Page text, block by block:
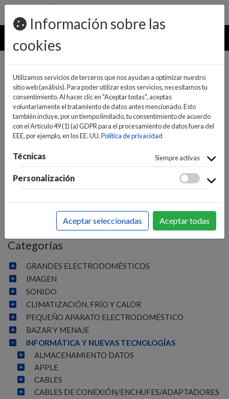
pedidos@ideaelectrodomesticos.com
924 047 836
MENU
INICIO>INFORMÁTICA Y NUEVAS TECNOLOGÍAS>
FOTO / VIDEO
> CÁMARAS > CAMARAS DIGITALES
Categorías
GRANDES ELECTRODOMÉSTICOS
IMAGEN
SONIDO
CLIMATIZACIÓN, FRÍO Y CALOR
PEQUEÑO APARATO ELECTRODOMÉSTICO
BAZAR Y MENAJE
INFORMÁTICA Y NUEVAS TECNOLOGÍAS
ALMACENAMIENTO DATOS
APPLE
CABLES
CABLES DE CONEXIÓN/ENCHUFES/ADAPTADORES
Información sobre las
cookies
Utilizamos servicios de terceros que nos ayudan a optimizar nuestro
sitio web (análisis). Para poder utilizar estos servicios, necesitamos tu
consentimiento. Al hacer clic en "Aceptar todas", aceptas
voluntariamente el tratamiento de datos antes mencionado. Esto
también incluye, por un tiempo limitado, tu consentimiento de acuerdo
con el Artículo 49 (1) (a) GDPR para el procesamiento de datos fuera del
EEE, por ejemplo, en los EE. UU.Política de privacidad
Técnicas Siempre activas
Personalización
Aceptar seleccionadas Aceptar todas